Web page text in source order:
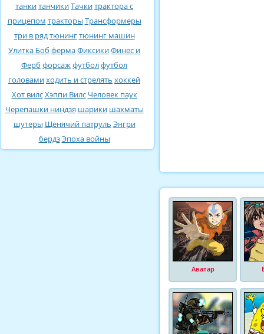
танкитанчикиТачкитрактора с
прицепом тракторы Трансформеры
три в рядтюнингтюнинг машин
Улитка Боб фермаФиксикиФинес и
Ферб форсажфутболфутбол
головамиходить и стрелять хоккей
Хот вилсХэппи Вилс Человек паук
Черепашки ниндзя шарики шахматы
шутеры Щенячий патруль Энгри
бердзЭпоха войны
Аватар